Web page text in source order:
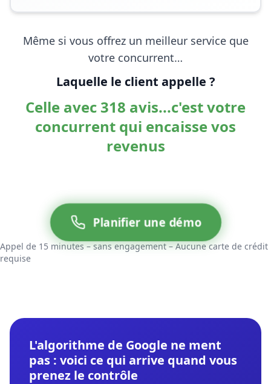
Même si vous offrez un meilleur service que
votre concurrent…
Laquelle le client appelle ?
Celle avec 318 avis...c'est votre
concurrent qui encaisse vos
revenus
Planifier une démo
Appel de 15 minutes – sans engagement – Aucune carte de crédit
requise
L'algorithme de Google ne ment
pas : voici ce qui arrive quand vous
prenez le contrôle